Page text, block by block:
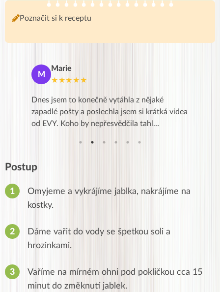
Poznačit si k receptu
M
Marie
★★★★★
Dnes jsem to konečně vytáhla z nějaké
zapadlé pošty a poslechla jsem si krátká videa
od EVY. Koho by nepřesvědčila tahl…
Postup
Omyjeme a vykrájíme jablka, nakrájíme na
kostky.
Dáme vařit do vody se špetkou soli a
hrozinkami.
Vaříme na mírném ohni pod pokličkou cca 15
minut do změknutí jablek.